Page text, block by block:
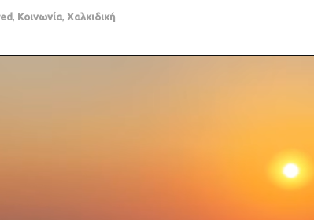
Κοινωνία Χαλκιδική